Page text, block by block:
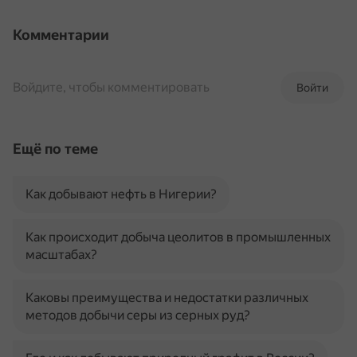
Комментарии
Войти
Войдите, чтобы комментировать
Ещё по теме
Как добывают нефть в Нигерии?
Как происходит добыча цеолитов в промышленных
масштабах?
Каковы преимущества и недостатки различных
методов добычи серы из серных руд?